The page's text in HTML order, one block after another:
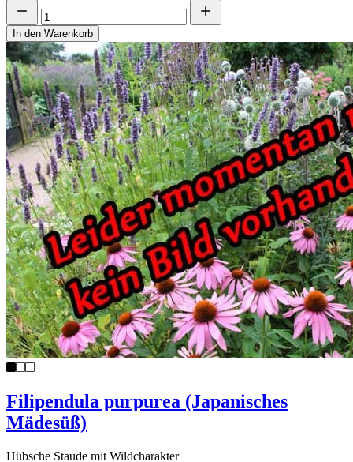
In den Warenkorb
Filipendula purpurea (Japanisches
Mädesüß)
Hübsche Staude mit Wildcharakter